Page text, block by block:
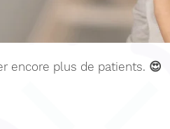
encore plus de patients. 😍